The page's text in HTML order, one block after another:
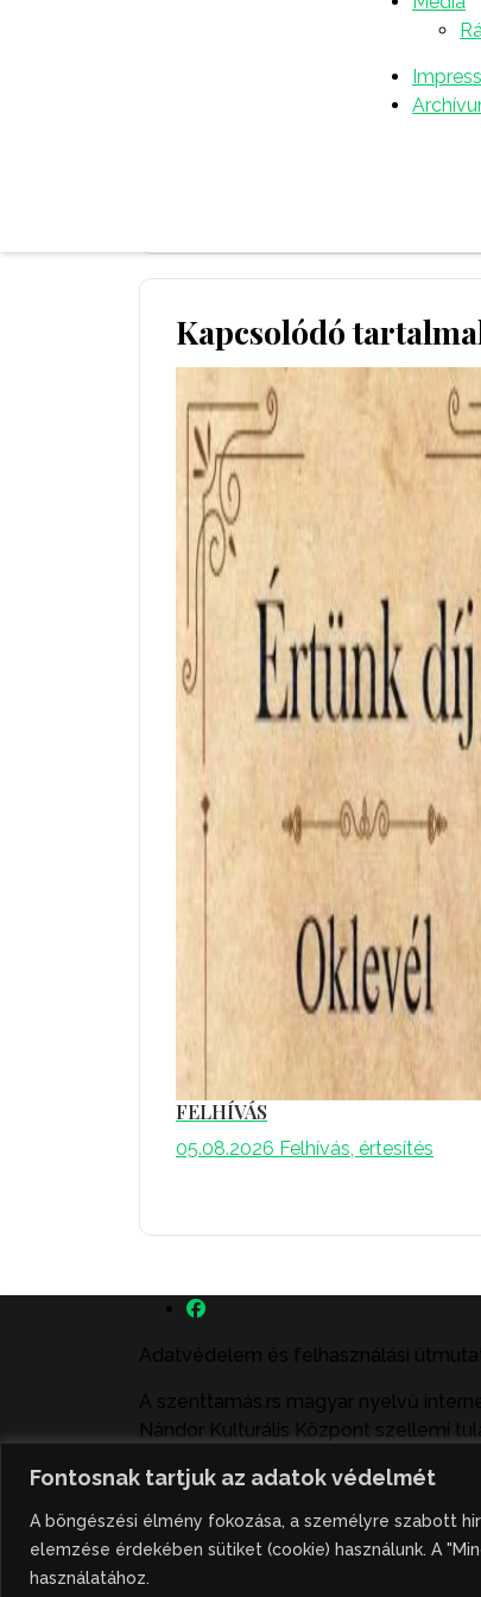
Fontosnak tartjuk az adatok védelmét
A böngészési élmény fokozása, a személyre szabott
elemzése érdekében sütiket (cookie) használunk. A
használatához.
Kapcsolódó
FELHÍVÁS
05.08.2026 Felhívás, értesítés
Adatvédelem és felhasználási
A szenttamás.rs magyar nyelvű
Nándor Kulturális Központ szellemi
illetve közzétett fotók átvétele
Hivatkozás formája: szenttamas.rs
Powered by: